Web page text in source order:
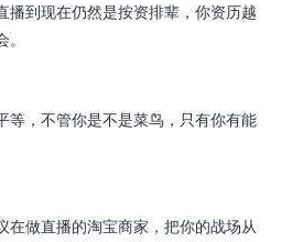
播到现在仍然是按资排辈，你资历越
等，不管你是不是菜鸟，只有你有能
在做直播的淘宝商家，把你的战场从